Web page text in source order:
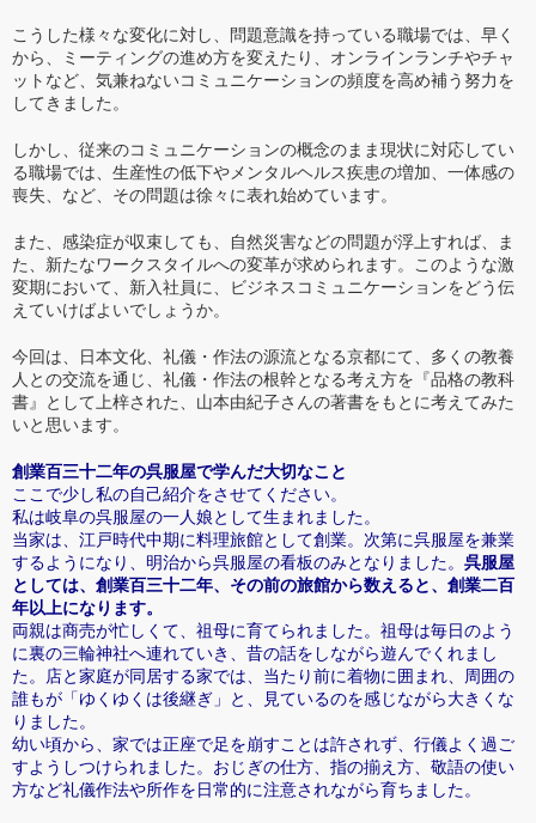
こうした様々な変化に対し、問題意識を持っている職場では、早く
から、ミーティングの進め方を変えたり、オンラインランチやチャ
ットなど、気兼ねないコミュニケーションの頻度を高め補う努力を
してきました。
しかし、従来のコミュニケーションの概念のまま現状に対応してい
る職場では、生産性の低下やメンタルヘルス疾患の増加、一体感の
喪失、など、その問題は徐々に表れ始めています。
また、感染症が収束しても、自然災害などの問題が浮上すれば、ま
た、新たなワークスタイルへの変革が求められます。このような激
変期において、新入社員に、ビジネスコミュニケーションをどう伝
えていけばよいでしょうか。
今回は、日本文化、礼儀・作法の源流となる京都にて、多くの教養
人との交流を通じ、礼儀・作法の根幹となる考え方を『品格の教科
書』として上梓された、山本由紀子さんの著書をもとに考えてみた
いと思います。
創業百三十二年の呉服屋で学んだ大切なこと
ここで少し私の自己紹介をさせてください。
私は岐阜の呉服屋の一人娘として生まれました。
当家は、江戸時代中期に料理旅館として創業。次第に呉服屋を兼業
するようになり、明治から呉服屋の看板のみとなりました。 呉服屋
としては、創業百三十二年、その前の旅館から数えると、創業二百
年以上になります。
両親は商売が忙しくて、祖母に育てられました。祖母は毎日のよう
に裏の三輪神社へ連れていき、昔の話をしながら遊んでくれまし
た。店と家庭が同居する家では、当たり前に着物に囲まれ、周囲の
誰もが「ゆくゆくは後継ぎ」と、見ているのを感じながら大きくな
りました。
幼い頃から、家では正座で足を崩すことは許されず、行儀よく過ご
すようしつけられました。おじぎの仕方、指の揃え方、敬語の使い
方など礼儀作法や所作を日常的に注意されながら育ちました。